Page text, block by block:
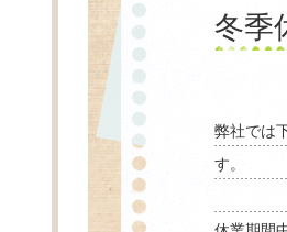
冬季
弊社では
す。